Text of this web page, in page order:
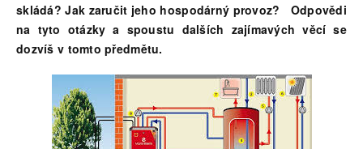
skládá? Jak zaručit jeho hospodárný provoz? Odpovědi
na tyto otázky a spoustu dalších zajímavých věcí se
dozvíš v tomto předmětu.